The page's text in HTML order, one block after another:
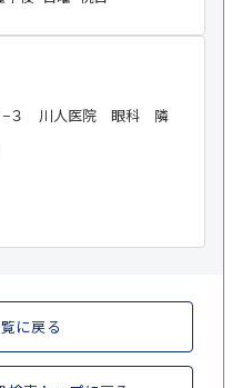
−３ 川人医院 眼科 隣
に戻る